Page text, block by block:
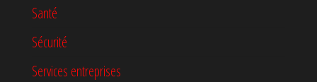
Santé
Sécurité
Services entreprises